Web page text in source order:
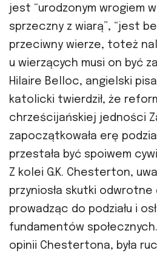
jest “urodzonym wrogiem
sprzeczny z wiarą”, “jest
przeciwny wierze, toteż
u wierzących musi on być
Hilaire Belloc, angielski
katolicki twierdził, że
chrześcijańskiej jedności
zapoczątkowała erę
przestała być spoiwem
Z kolei G.K. Chesterton,
przyniosła skutki odwrotne
prowadząc do podziału i
fundamentów
opinii Chestertona, była